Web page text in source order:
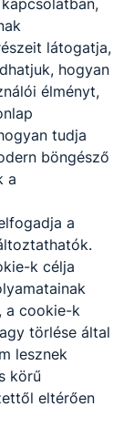
látogatja,
hogyan
élményt,
tudja
böngésző
a
a
k célja
a cookie-k
törlése által
lesznek
körű
eltérően